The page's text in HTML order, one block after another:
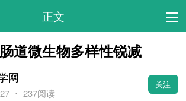
正文
道微生物多样性锐减
网
・ 237阅读
关注